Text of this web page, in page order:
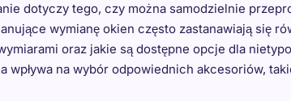
dotyczy tego, czy można samodzielnie
wymianę okien często zastanawiają się
oraz jakie są dostępne opcje dla
wpływa na wybór odpowiednich akcesoriów,